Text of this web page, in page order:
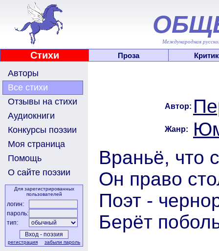
Международная
Стихи Проза
Авторы
Все стихи
Отзывы на стихи
Аудиокниги
Конкурсы поэзии
Моя страница
Помощь
О сайте поэзии
Для зарегистрированных
пользователей
логин:
пароль:
тип:
регистрация забыли пароль
Автор:
Жанр:
Враньё, что
Он право
Поэт -
Берёт